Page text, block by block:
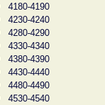
4180-4190
4230-4240
4280-4290
4330-4340
4380-4390
4430-4440
4480-4490
4530-4540